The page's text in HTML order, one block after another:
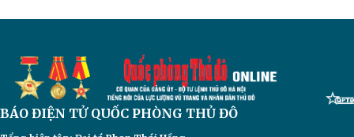
BÁO ĐIỆN TỬQUỐC PHÒNG THỦ ĐÔ